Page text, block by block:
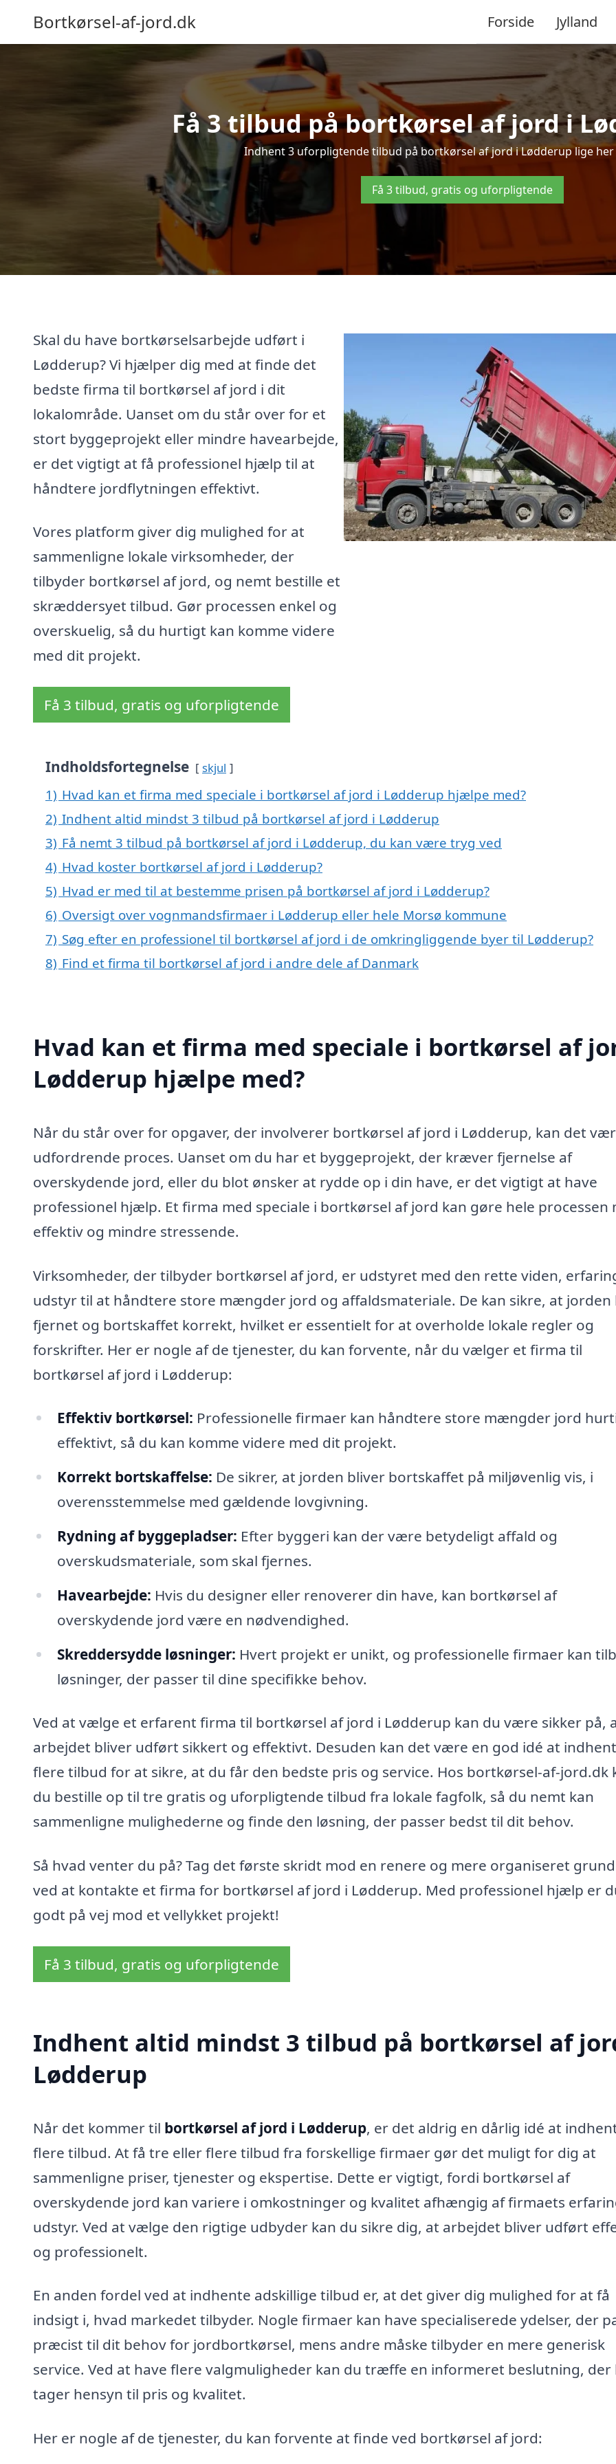
Bortkørsel-af-jord.dk Forside Jylland
Få 3 tilbud på bortkørsel af jord i
Indhent 3 uforpligtende tilbud på bortkørsel af jord i Lødderup lige her
Få 3 tilbud, gratis og uforpligtende
Skal du have bortkørselsarbejde udført i
Lødderup? Vi hjælper dig med at finde det
bedste firma til bortkørsel af jord i dit
lokalområde. Uanset om du står over for et
stort byggeprojekt eller mindre havearbejde,
er det vigtigt at få professionel hjælp til at
håndtere jordflytningen effektivt.
Vores platform giver dig mulighed for at
sammenligne lokale virksomheder, der
tilbyder bortkørsel af jord, og nemt bestille et
skræddersyet tilbud. Gør processen enkel og
overskuelig, så du hurtigt kan komme videre
med dit projekt.
Få 3 tilbud, gratis og uforpligtende
Indholdsfortegnelse skjul
1) Hvad kan et firma med speciale i bortkørsel af jord i Lødderup hjælpe med?
2) Indhent altid mindst 3 tilbud på bortkørsel af jord i Lødderup
3) Få nemt 3 tilbud på bortkørsel af jord i Lødderup, du kan være tryg ved
4) Hvad koster bortkørsel af jord i Lødderup?
5) Hvad er med til at bestemme prisen på bortkørsel af jord i Lødderup?
6) Oversigt over vognmandsfirmaer i Lødderup eller hele Morsø kommune
7) Søg efter en professionel til bortkørsel af jord i de omkringliggende byer til Lødderup?
8) Find et firma til bortkørsel af jord i andre dele af Danmark
Hvad kan et firma med speciale i bortkørsel af
Lødderup hjælpe med?
Når du står over for opgaver, der involverer bortkørsel af jord i Lødderup, kan det
udfordrende proces. Uanset om du har et byggeprojekt, der kræver fjernelse af
overskydende jord, eller du blot ønsker at rydde op i din have, er det vigtigt at have
professionel hjælp. Et firma med speciale i bortkørsel af jord kan gøre hele processen
effektiv og mindre stressende.
Virksomheder, der tilbyder bortkørsel af jord, er udstyret med den rette viden,
udstyr til at håndtere store mængder jord og affaldsmateriale. De kan sikre, at jorden
fjernet og bortskaffet korrekt, hvilket er essentielt for at overholde lokale regler og
forskrifter. Her er nogle af de tjenester, du kan forvente, når du vælger et firma til
bortkørsel af jord i Lødderup:
Effektiv bortkørsel: Professionelle firmaer kan håndtere store mængder jord
effektivt, så du kan komme videre med dit projekt.
Korrekt bortskaffelse: De sikrer, at jorden bliver bortskaffet på miljøvenlig vis, i
overensstemmelse med gældende lovgivning.
Rydning af byggepladser: Efter byggeri kan der være betydeligt affald og
overskudsmateriale, som skal fjernes.
Havearbejde: Hvis du designer eller renoverer din have, kan bortkørsel af
overskydende jord være en nødvendighed.
Skreddersydde løsninger: Hvert projekt er unikt, og professionelle firmaer kan
løsninger, der passer til dine specifikke behov.
Ved at vælge et erfarent firma til bortkørsel af jord i Lødderup kan du være sikker på,
arbejdet bliver udført sikkert og effektivt. Desuden kan det være en god idé at
flere tilbud for at sikre, at du får den bedste pris og service. Hos bortkørsel-af-jord.dk
du bestille op til tre gratis og uforpligtende tilbud fra lokale fagfolk, så du nemt kan
sammenligne mulighederne og finde den løsning, der passer bedst til dit behov.
Så hvad venter du på? Tag det første skridt mod en renere og mere organiseret
ved at kontakte et firma for bortkørsel af jord i Lødderup. Med professionel hjælp er
godt på vej mod et vellykket projekt!
Få 3 tilbud, gratis og uforpligtende
Indhent altid mindst 3 tilbud på bortkørsel af
Lødderup
Når det kommer til bortkørsel af jord i Lødderup, er det aldrig en dårlig idé at
flere tilbud. At få tre eller flere tilbud fra forskellige firmaer gør det muligt for dig at
sammenligne priser, tjenester og ekspertise. Dette er vigtigt, fordi bortkørsel af
overskydende jord kan variere i omkostninger og kvalitet afhængig af firmaets
udstyr. Ved at vælge den rigtige udbyder kan du sikre dig, at arbejdet bliver udført
og professionelt.
En anden fordel ved at indhente adskillige tilbud er, at det giver dig mulighed for at få
indsigt i, hvad markedet tilbyder. Nogle firmaer kan have specialiserede ydelser, der
præcist til dit behov for jordbortkørsel, mens andre måske tilbyder en mere generisk
service. Ved at have flere valgmuligheder kan du træffe en informeret beslutning, der
tager hensyn til pris og kvalitet.
Her er nogle af de tjenester, du kan forvente at finde ved bortkørsel af jord: